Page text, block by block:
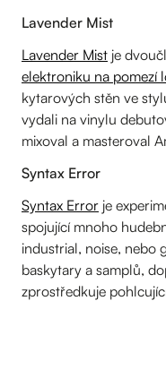
Lavender Mist
Lavender Mist je
elektroniku na pomezí
kytarových stěn ve
vydali na vinylu
mixoval a masteroval
Syntax Error
Syntax Error je
spojující mnoho
industrial, noise, nebo
baskytary a samplů,
zprostředkuje